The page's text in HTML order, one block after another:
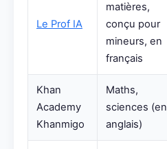
Le Prof IA
matières,
conçu pour
mineurs, en
français
Khan
Academy
Khanmigo
Maths,
sciences (en
anglais)